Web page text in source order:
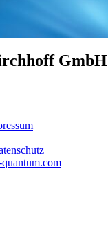
GmbH